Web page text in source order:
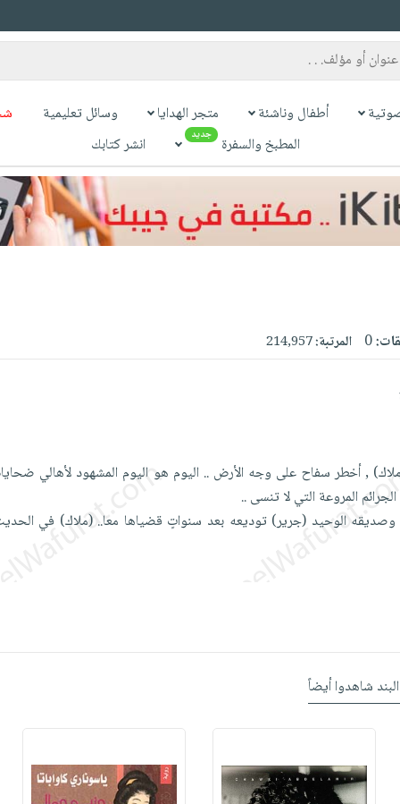
أطفال وناشئة متجر الهدايا وسائل تعليمية
المطبخ والسفرة
جديد انشر كتابك
0 المرتبة:214,957
(ملاك) , أخطر سفاح على وجه الأرض .. اليوم هو اليوم المشهود لأهالي
المروعة التي لا تنسى ..
وصديقه الوحيد (جرير) توديعه بعد سنواتٍ قضياها معا.. (ملاك) في
شاهدوا أيضاً